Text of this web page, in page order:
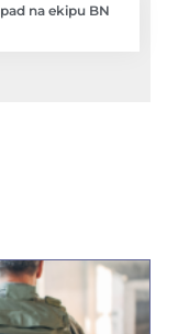
na ekipu BN